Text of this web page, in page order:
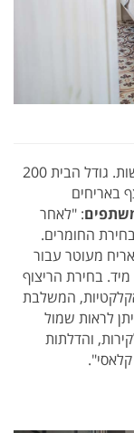
בבית בישוב דולב מתגוררת משפחה בת 7 נפשות. גודל הבית 200
באריחים
: "לאחר
החומרים.
מעוטר עבור
בחירת הריצוף
המשלבת
לראות שמול
והדלתות